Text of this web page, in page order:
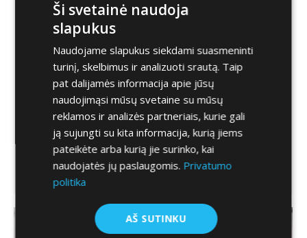
Patarimai Byadmin 2025-05-03
Amžinas klausimas: ar dydis svarbu? Ypač kalbant
apie automobilio ratų dydį. Taip, svarbu, ir ne tik dėl
grožio. Ratlankių pasirinkimas turi didelės įtakos
automobilio savybėms. Gamintojai prie techninių
naujų modelių duomenų neretai rašo vienus
įsibėgėjimo bei degalų sąnaudų duomenis,
naudojant mažesnius ratlankius, ir kitus – naudojant
didesnius. Įtaka degalų suvartojimui Didžiausios
įtakos degalų sąnaudoms turi…
Ši svetainė naudoja
slapukus
Naudojame slapukus siekdami suasmeninti
turinį, skelbimus ir analizuoti srautą. Taip
pat dalijamės informacija apie jūsų
naudojimąsi mūsų svetaine su mūsų
reklamos ir analizės partneriais, kurie gali
ją sujungti su kita informacija, kurią jiems
pateikėte arba kurią jie surinko, kai
naudojatės jų paslaugomis. Privatumo
politika
AŠ SUTINKU